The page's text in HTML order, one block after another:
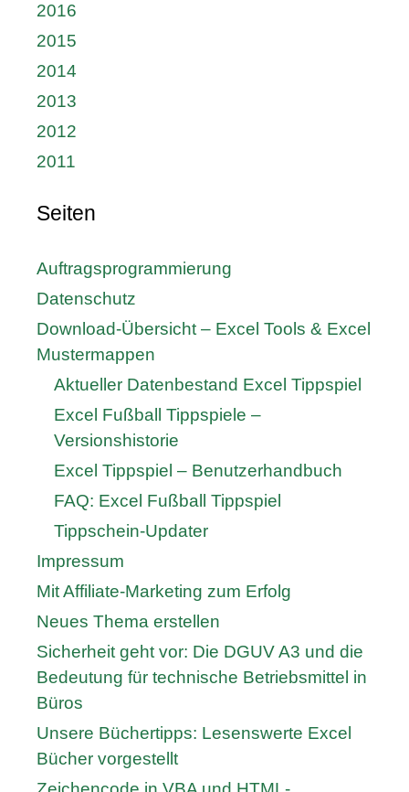
2016
2015
2014
2013
2012
2011
Seiten
Auftragsprogrammierung
Datenschutz
Download-Übersicht – Excel Tools & Excel
Mustermappen
Aktueller Datenbestand Excel Tippspiel
Excel Fußball Tippspiele –
Versionshistorie
Excel Tippspiel – Benutzerhandbuch
FAQ: Excel Fußball Tippspiel
Tippschein-Updater
Impressum
Mit Affiliate-Marketing zum Erfolg
Neues Thema erstellen
Sicherheit geht vor: Die DGUV A3 und die
Bedeutung für technische Betriebsmittel in
Büros
Unsere Büchertipps: Lesenswerte Excel
Bücher vorgestellt